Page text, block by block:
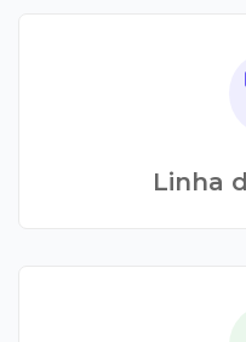
Linha